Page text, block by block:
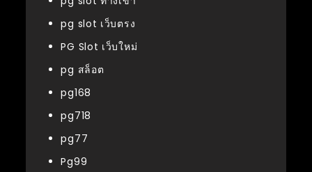
pg slot เว็บตรง
PG Slot เว็บใหม่
pg สล็อต
pg168
pg718
pg77
Pg99